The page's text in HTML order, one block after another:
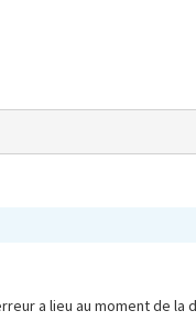
a lieu au moment de la